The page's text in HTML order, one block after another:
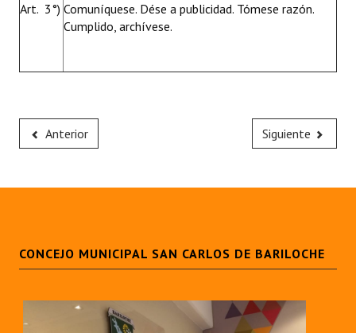
Art. 3°) Comuníquese. Dése a publicidad. Tómese razón.
Cumplido, archívese.
Anterior Siguiente
CONCEJO MUNICIPAL SAN CARLOS DE BARILOCHE